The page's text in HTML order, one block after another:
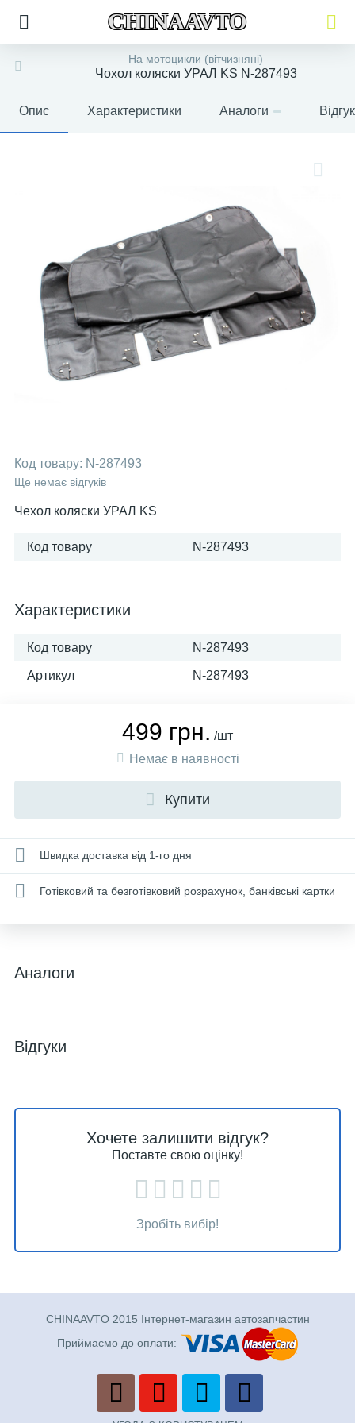
CHINAAVTO
На мотоцикли (вітчизняні)
Чохол коляски УРАЛ KS N-287493
Опис Характеристики Аналоги
Код товару: N-287493
Ще немає відгуків
Чехол коляски УРАЛ KS
Код товару N-287493
Характеристики
Код товару N-287493
Артикул N-287493
499 грн. /шт
Немає в наявності
Купити
Швидка доставка від 1-го дня
Готівковий та безготівковий розрахунок, банківські картки
Аналоги
Відгуки
Хочете залишити відгук?
Поставте свою оцінку!
Зробіть вибір!
CHINAAVTO 2015 Інтернет-магазин автозапчастин
Приймаємо до оплати: